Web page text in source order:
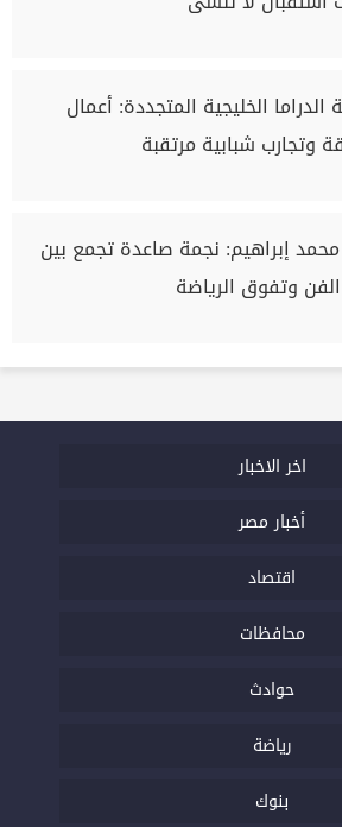
الخليجية المتجددة: أعمال
وتجارب شبابية مرتقبة
محمد إبراهيم: نجمة صاعدة تجمع بين
وتفوق الرياضة
اخر الاخبار
أخبار مصر
اقتصاد
محافظات
حوادث
رياضة
بنوك